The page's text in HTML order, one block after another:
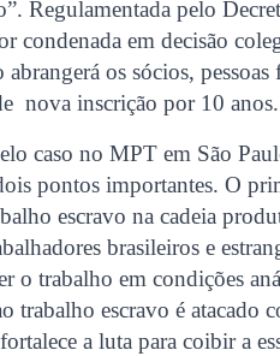
Regulamentada pelo
condenada em decisão
os sócios,
nova inscrição por 10 anos.
caso no MPT em São
pontos importantes. O
escravo na cadeia
brasileiros e
o trabalho em condições
trabalho escravo é atacado
a luta para coibir a